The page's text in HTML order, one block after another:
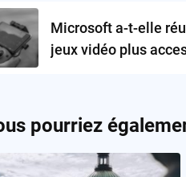
Microsoft a-t-elle
jeux vidéo plus
pourriez